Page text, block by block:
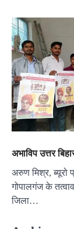
अभाविप उत्तर
अरुण मिश्र, ब्यूरो
गोपालगंज के
जिला…